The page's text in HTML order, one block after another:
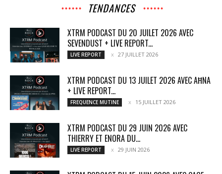
TENDANCES
XTRM PODCAST DU 20 JUILET 2026 AVEC
SEVENDUST + LIVE REPORT...
LIVE REPORT 27 JUILLET 2026
XTRM PODCAST DU 13 JUILET 2026 AVEC AĦNA
+ LIVE REPORT...
FREQUENCE MUTINE 15 JUILLET 2026
XTRM PODCAST DU 29 JUIN 2026 AVEC
THIERRY ET ENORA DU...
LIVE REPORT 29 JUIN 2026